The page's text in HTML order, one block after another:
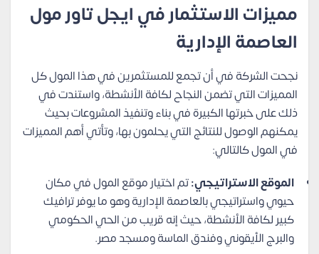
مميزات الاستثمار في ايجل تاور مول
العاصمة الإدارية
نجحت الشركة في أن تجمع للمستثمرين في هذا المول كل
المميزات التي تضمن النجاح لكافة الأنشطة، واستندت في
ذلك على خبرتها الكبيرة في بناء وتنفيذ المشروعات بحيث
يمكنهم الوصول للنتائج التي يحلمون بها، وتأتي أهم المميزات
في المول كالتالي:
الموقع الاستراتيجي:تم اختيار موقع المول في مكان
حيوي واستراتيجي بالعاصمة الإدارية وهو ما يوفر ترافيك
كبير لكافة الأنشطة، حيث إنه قريب من الحي الحكومي
والبرج الأيقوني وفندق الماسة ومسجد مصر.